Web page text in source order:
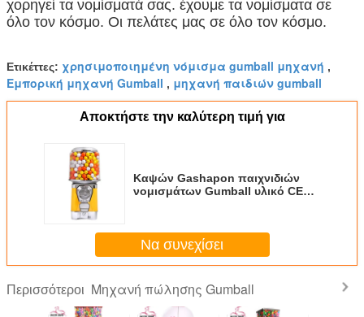
χορηγεί τα νομίσματά σας. έχουμε τα νομίσματα σε
όλο τον κόσμο. Οι πελάτες μας σε όλο τον κόσμο.
Ετικέττες: χρησιμοποιημένη νόμισμα gumball μηχανή ,
Εμπορική μηχανή Gumball , μηχανή παιδιών gumball
Αποκτήστε την καλύτερη τιμή για
Καψών Gashapon παιχνιδιών
νομισμάτων Gumball υλικό CE
Να συνεχίσει
Περισσότεροι Μηχανή πώλησης Gumball